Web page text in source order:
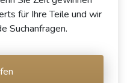
für Ihre Teile und wir
Suchanfragen.